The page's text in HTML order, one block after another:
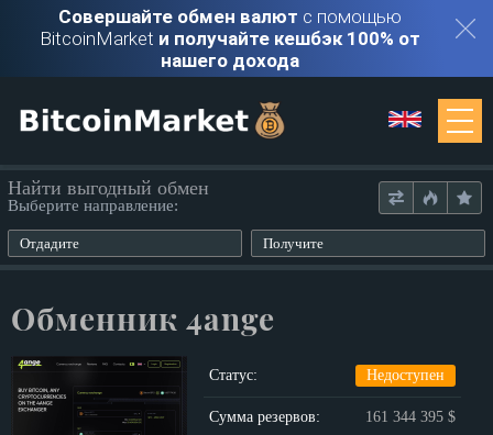
Совершайте обмен валют с помощью
BitcoinMarket и получайте кешбэк 100% от
нашего дохода
Обменники
Найти выгодный обмен
Выберите направление:
Отдадите Получите
Обменник 4ange
Статус: Недоступен
Сумма резервов: 161 344 395 $